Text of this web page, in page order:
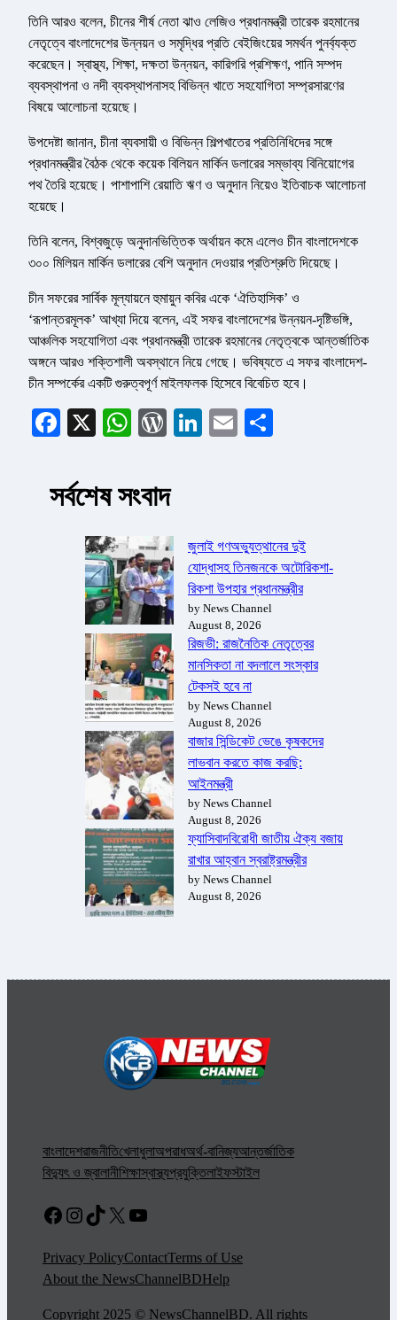
তিনি আরও বলেন, চীনের শীর্ষ নেতা ঝাও লেজিও প্রধানমন্ত্রী তারেক রহমানের
নেতৃত্বে বাংলাদেশের উন্নয়ন ও সমৃদ্ধির প্রতি বেইজিংয়ের সমর্থন পুনর্ব্যক্ত
করেছেন। স্বাস্থ্য, শিক্ষা, দক্ষতা উন্নয়ন, কারিগরি প্রশিক্ষণ, পানি সম্পদ
ব্যবস্থাপনা ও নদী ব্যবস্থাপনাসহ বিভিন্ন খাতে সহযোগিতা সম্প্রসারণের
বিষয়ে আলোচনা হয়েছে।
উপদেষ্টা জানান, চীনা ব্যবসায়ী ও বিভিন্ন শিল্পখাতের প্রতিনিধিদের সঙ্গে
প্রধানমন্ত্রীর বৈঠক থেকে কয়েক বিলিয়ন মার্কিন ডলারের সম্ভাব্য বিনিয়োগের
পথ তৈরি হয়েছে। পাশাপাশি রেয়াতি ঋণ ও অনুদান নিয়েও ইতিবাচক আলোচনা
হয়েছে।
তিনি বলেন, বিশ্বজুড়ে অনুদানভিত্তিক অর্থায়ন কমে এলেও চীন বাংলাদেশকে
৩০০ মিলিয়ন মার্কিন ডলারের বেশি অনুদান দেওয়ার প্রতিশ্রুতি দিয়েছে।
চীন সফরের সার্বিক মূল্যায়নে হুমায়ুন কবির একে ‘ঐতিহাসিক’ ও
‘রূপান্তরমূলক’ আখ্যা দিয়ে বলেন, এই সফর বাংলাদেশের উন্নয়ন-দৃষ্টিভঙ্গি,
আঞ্চলিক সহযোগিতা এবং প্রধানমন্ত্রী তারেক রহমানের নেতৃত্বকে আন্তর্জাতিক
অঙ্গনে আরও শক্তিশালী অবস্থানে নিয়ে গেছে। ভবিষ্যতে এ সফর বাংলাদেশ-
চীন সম্পর্কের একটি গুরুত্বপূর্ণ মাইলফলক হিসেবে বিবেচিত হবে।
Facebook
X WhatsApp
WordPress
LinkedIn
Email
সর্বশেষ সংবাদ
জুলাই গণঅভ্যুত্থানের দুই
যোদ্ধাসহ তিনজনকে অটোরিকশা-
রিকশা উপহার প্রধানমন্ত্রীর
by News Channel
August 8, 2026
রিজভী: রাজনৈতিক নেতৃত্বের
মানসিকতা না বদলালে সংস্কার
টেকসই হবে না
by News Channel
August 8, 2026
বাজার সিন্ডিকেট ভেঙে কৃষকদের
লাভবান করতে কাজ করছি:
আইনমন্ত্রী
by News Channel
August 8, 2026
ফ্যাসিবাদবিরোধী জাতীয় ঐক্য বজায়
রাখার আহ্বান স্বরাষ্ট্রমন্ত্রীর
by News Channel
August 8, 2026
বাংলাদেশরাজনীতিখেলাধুলাঅপরাধঅর্থ-বানিজ্যআন্তর্জাতিক
বিদ্যুৎ ও জ্বালানীশিক্ষাস্বাস্থ্যপ্রযুক্তিলাইফস্টাইল
Facebook
Instagram
TikTok
X YouTube
Privacy PolicyContactTerms of Use
About the NewsChannelBDHelp
Copyright 2025 © NewsChannelBD. All rights